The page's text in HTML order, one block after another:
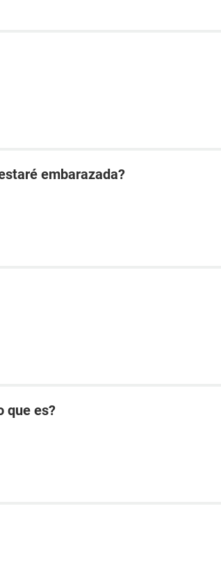
embarazada?
que es?